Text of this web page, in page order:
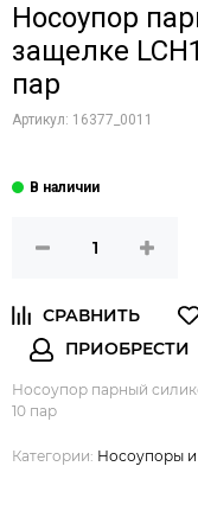
Носоупор
защелке
пар
Артикул: 16377_0011
Носоупор парный
10 пар
Категории: Носоупоры